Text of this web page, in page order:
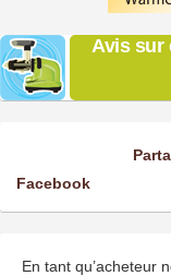
Avis sur
Facebook
En tant qu’acheteur